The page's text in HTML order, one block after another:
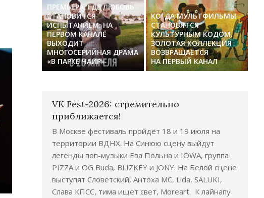
ПРЕМЬЕРА, ГДЕ ЛЮБОВЬ
СТАНОВИТСЯ
ИСПЫТАНИЕМ: НА
ПЕРВОМ КАНАЛЕ
ВЫХОДИТ
МНОГОСЕРИЙНАЯ ДРАМА
«В ПАРКЕ ЧАИР»
КОГДА МУЛЬТФИЛЬМЫ
СТАНОВЯТСЯ
КУЛЬТУРНЫМ КОДОМ.
ЗОЛОТАЯ КОЛЛЕКЦИЯ
ВОЗВРАЩАЕТСЯ
НА ПЕРВЫЙ КАНАЛ
VK Fest-2026: стремительно
приближается!
В Москве фестиваль пройдёт 18 и 19 июля на
территории ВДНХ. На Синюю сцену выйдут
легенды поп-музыки Ева Польна и IOWA, группа
PIZZA и OG Buda, BLIZKEY и JONY. На Белой сцене
выступят Словетский, Антоха МС, Lida, SALUKI,
Слава КПСС, тима ищет свет, Moreart. К лайнапу